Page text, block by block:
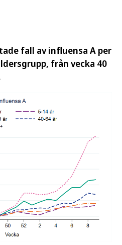
fall av influensa A per
från vecka 40